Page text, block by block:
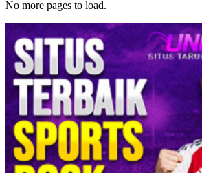
No more pages to load.